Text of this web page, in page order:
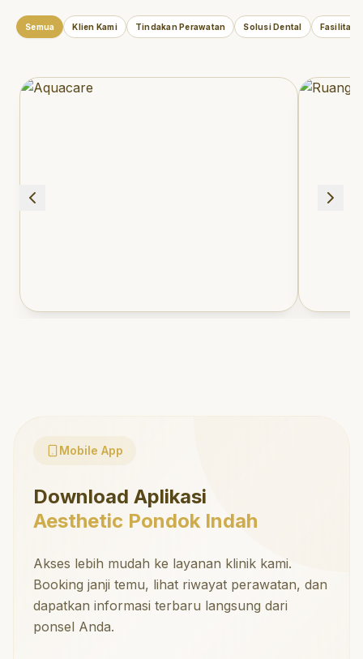
Semua Klien Kami Tindakan Perawatan Solusi Dental Fasilitas
Mobile App
Download Aplikasi
Aesthetic Pondok Indah
Akses lebih mudah ke layanan klinik kami.
Booking janji temu, lihat riwayat perawatan, dan
dapatkan informasi terbaru langsung dari
ponsel Anda.